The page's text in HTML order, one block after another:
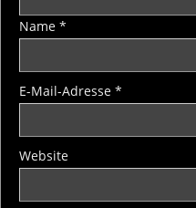
Name*
E-Mail-Adresse*
Website